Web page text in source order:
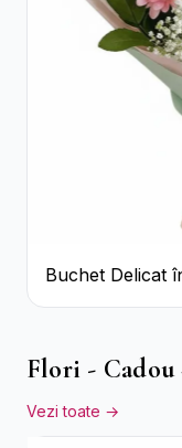
Buchet Delicat
Trandafiri și
Flori -
Vezi toate →